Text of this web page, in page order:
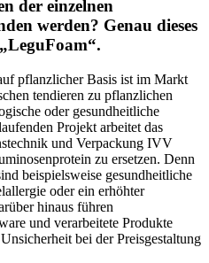
der einzelnen
werden? Genau dieses
pflanzlicher Basis ist im Markt
tendieren zu pflanzlichen
oder gesundheitliche
Projekt arbeitet das
und Verpackung IVV
zu ersetzen. Denn
beispielsweise gesundheitliche
oder ein erhöhter
hinaus führen
und verarbeitete Produkte
bei der Preisgestaltung